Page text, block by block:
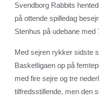
Svendborg Rabbits
på ottende spilledag
Stenhus på udebane med
Med sejren rykker sidste
Basketligaen op på
med fire sejre og tre
tilfredsstillende, men den